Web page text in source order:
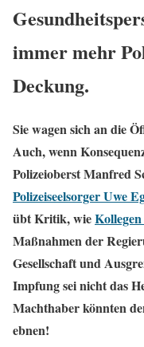
immer mehr
Deckung.
Sie wagen sich an die
Auch, wenn
Polizeioberst Manfred
Polizeiseelsorger Uwe
übt Kritik, wie
Maßnahmen der
Gesellschaft und
Impfung sei nicht das
Machthaber könnten
ebnen!